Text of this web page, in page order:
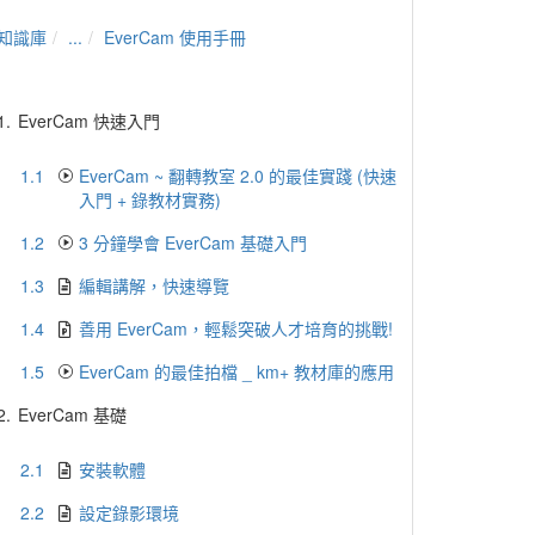
識庫 ... EverCam 使用手冊
EverCam 快速入門
1.1
EverCam ~ 翻轉教室 2.0 的最佳實踐 (快速
入門 + 錄教材實務)
1.2
3 分鐘學會 EverCam 基礎入門
1.3
編輯講解，快速導覽
1.4
善用 EverCam，輕鬆突破人才培育的挑戰!
1.5
EverCam 的最佳拍檔 _ km+ 教材庫的應用
EverCam 基礎
2.1
安裝軟體
2.2
設定錄影環境